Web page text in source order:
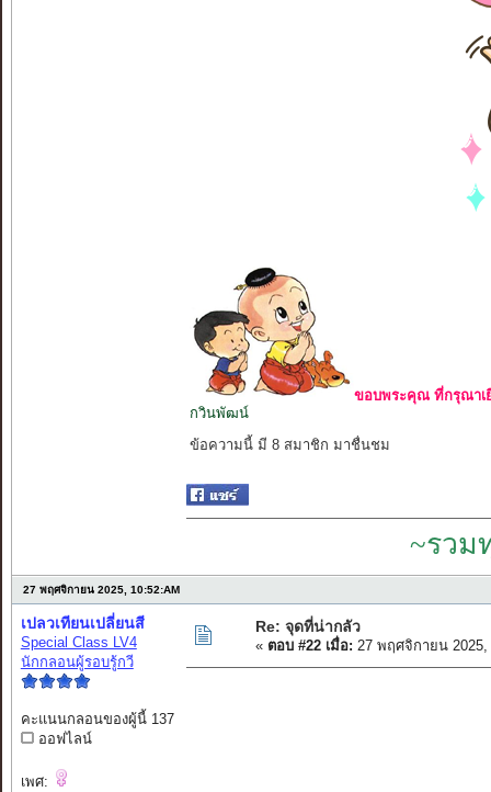
ขอบพระคุณ ที่กรุณาเ
กวินพัฒน์
ข้อความนี้ มี 8 สมาชิก มาชื่นชม
~รวม
27 พฤศจิกายน 2025, 10:52:AM
เปลวเทียนเปลี่ยนสี
Special Class LV4
นักกลอนผู้รอบรู้กวี
คะแนนกลอนของผู้นี้ 137
ออฟไลน์
เพศ:
Re: จุดที่น่ากลัว
« ตอบ #22 เมื่อ: 27 พฤศจิกายน 2025,